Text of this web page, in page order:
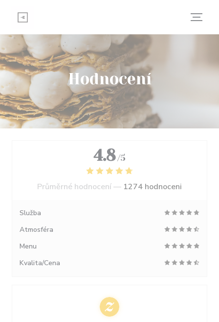
Hodnocení
4.8 /5
Průměrné hodnocení — 1274 hodnoceni
Služba
Atmosféra
Menu
Kvalita/Cena